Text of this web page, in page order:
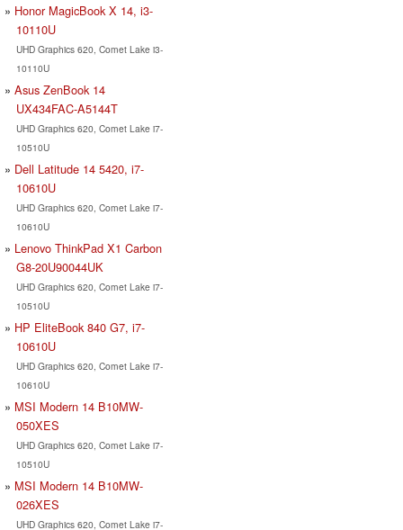
Honor MagicBook X 14, i3-
10110U
UHD Graphics 620, Comet Lake i3-
10110U
Asus ZenBook 14
UX434FAC-A5144T
UHD Graphics 620, Comet Lake i7-
10510U
Dell Latitude 14 5420, i7-
10610U
UHD Graphics 620, Comet Lake i7-
10610U
Lenovo ThinkPad X1 Carbon
G8-20U90044UK
UHD Graphics 620, Comet Lake i7-
10510U
HP EliteBook 840 G7, i7-
10610U
UHD Graphics 620, Comet Lake i7-
10610U
MSI Modern 14 B10MW-
050XES
UHD Graphics 620, Comet Lake i7-
10510U
MSI Modern 14 B10MW-
026XES
UHD Graphics 620, Comet Lake i7-